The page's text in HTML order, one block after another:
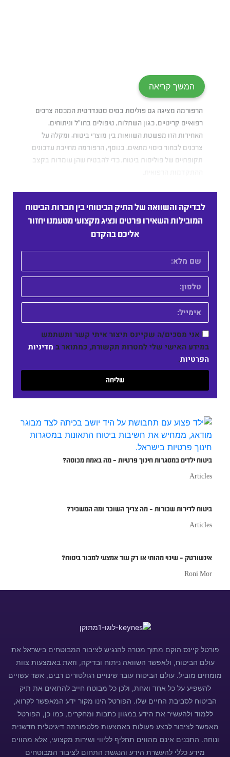
המשך קריאה
הרפורמה מציגה גם פוליסת בסיס סטנדרטית המכסה צרכים
רפואיים קריטיים, כגון השתלות, טיפולים בחו”ל וניתוחים.
האחידות הזו מפשטת השוואות בין מוצרי ביטוח, ומקלה על
צרכנים לבחור כיסוי מתאים. בנוסף, הרפורמה מחייבת עדכונים
תקופתיים של פוליסות ביטוח, כדי להבטיח שהן עומדות בקצב
לבדיקה והשוואה של התיק הביטוחי בין חברות הביטוח
המובילות השאירו פרטים ונציג מקצועי מטעמנו יחזור
אליכם בהקדם
אני מסכים/ה שקיינס תיצור איתי קשר ותשתמש
במידע האישי שלי למטרות תקשורת, כמתואר ב מדיניות
הפרטיות.
שליחה
ביטוח ילדים במסגרות חינוך פרטיות – מה באמת מכוסה?
Articles
ביטוח לדירות שכורות – מה צריך השוכר ומה המשכיר?
Articles
אינשורטק – שינוי מהותי או רק עוד אמצעי למכור ביטוח?
Roni Mor
פורטל קיינס הוקם מתוך מטרה להנגיש לציבור המבוטחים בישראל את
עולם הביטוח, ולאפשר השוואה ניתוח ובדיקה, וזאת באמצעות צוות
מומחים מוביל. עולם הביטוח עובר שינויים רגולטורים רבים, אשר עשויים
להשפיע על כל אחד ואחת, ולכן כל מבוטח חייב להתאים את תיק
הביטוח לסביבת החיים שלו. הפורטל הינו מקור ידע המאפשר לקרוא,
ללמוד ולהעשיר את הידע במגוון כתבות ומחקרים, כמו כן, הפורטל
מאפשר לציבור לבצע פעולות באמצעות פלטפורמה דיגיטלית חדשנית
ונוחה. התכנים אינם מהווים תחליף לליווי ושירות מקצועי, אלא מהווים
מידע כללי להעשרת הידע והנגשת התחום לציבור המבוטחים